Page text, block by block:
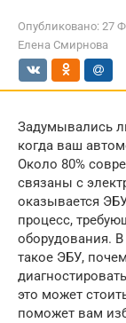
Опубликовано: 27
Елена Смирнова
Задумывались
когда ваш
Около 80%
связаны с
оказывается
процесс,
оборудования.
такое ЭБУ,
это может
поможет вам